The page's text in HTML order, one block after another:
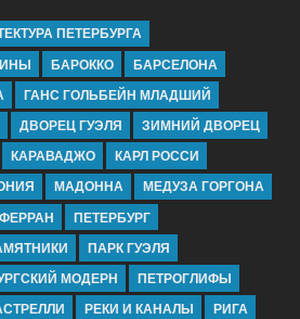
ПЕТЕРБУРГА
БАРОККО
БАРСЕЛОНА
ГАНС ГОЛЬБЕЙН МЛАДШИЙ
ДВОРЕЦ ГУЭЛЯ
ЗИМНИЙ ДВОРЕЦ
КАРАВАДЖО
КАРЛ РОССИ
МАДОННА
МЕДУЗА ГОРГОНА
ПЕТЕРБУРГ
ПАРК ГУЭЛЯ
МОДЕРН
ПЕТРОГЛИФЫ
РЕКИ И КАНАЛЫ РИГА